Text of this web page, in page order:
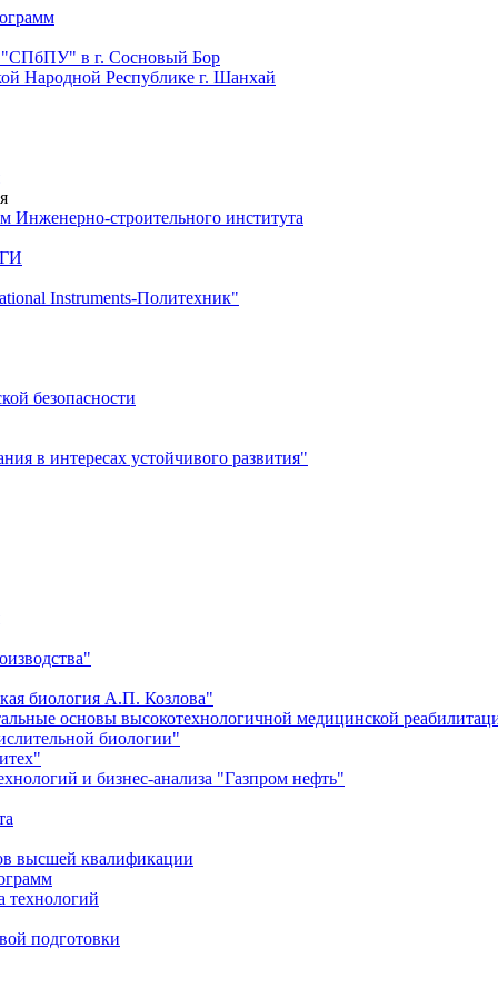
"СПбПУ" в г. Сосновый Бор
Народной Республике г. Шанхай
строительного института
Instruments-Политехник"
безопасности
в интересах устойчивого развития"
биология А.П. Козлова"
основы высокотехнологичной медицинской
биологии"
и бизнес-анализа "Газпром нефть"
высшей квалификации
технологий
подготовки